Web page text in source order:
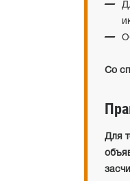
Со
Для